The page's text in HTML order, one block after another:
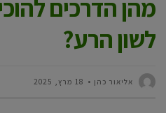
מהן הדרכים
לשון הרע?
18 מרץ, 2025